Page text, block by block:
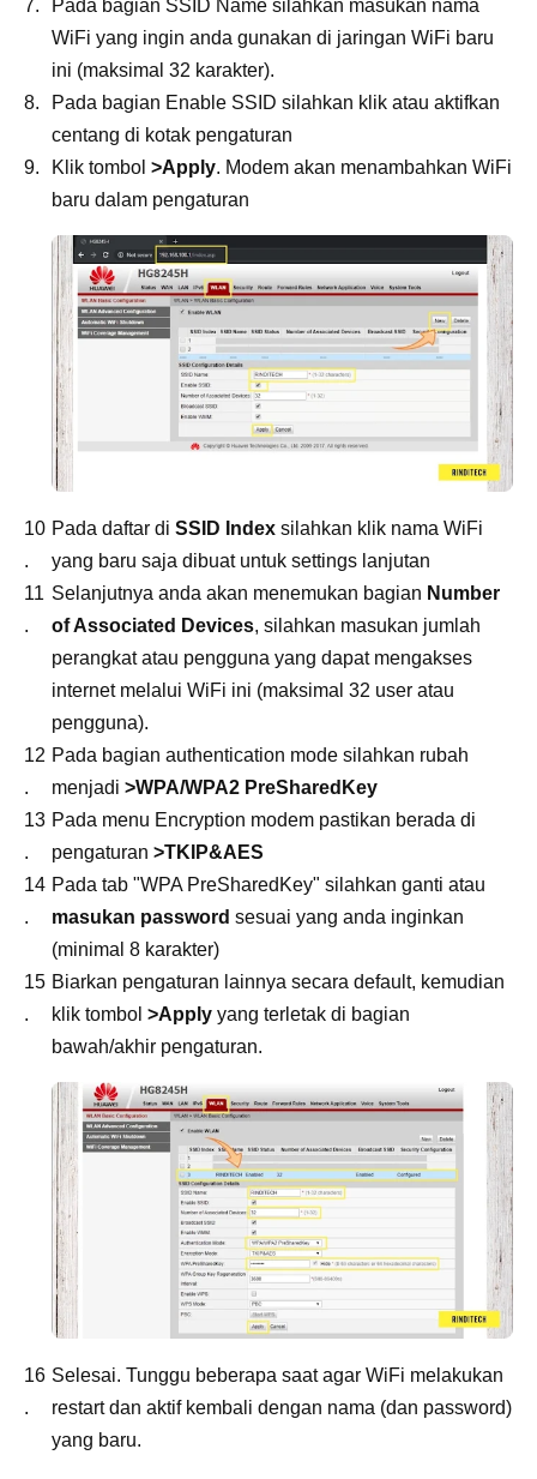
Pada bagian SSID Name silahkan masukan nama
WiFi yang ingin anda gunakan di jaringan WiFi baru
ini (maksimal 32 karakter).
Pada bagian Enable SSID silahkan klik atau aktifkan
centang di kotak pengaturan
Klik tombol >Apply. Modem akan menambahkan WiFi
baru dalam pengaturan
Pada daftar di SSID Index silahkan klik nama WiFi
yang baru saja dibuat untuk settings lanjutan
Selanjutnya anda akan menemukan bagian Number
of Associated Devices, silahkan masukan jumlah
perangkat atau pengguna yang dapat mengakses
internet melalui WiFi ini (maksimal 32 user atau
pengguna).
Pada bagian authentication mode silahkan rubah
menjadi >WPA/WPA2 PreSharedKey
Pada menu Encryption modem pastikan berada di
pengaturan >TKIP&AES
Pada tab "WPA PreSharedKey" silahkan ganti atau
masukan password sesuai yang anda inginkan
(minimal 8 karakter)
Biarkan pengaturan lainnya secara default, kemudian
klik tombol >Apply yang terletak di bagian
bawah/akhir pengaturan.
Selesai. Tunggu beberapa saat agar WiFi melakukan
restart dan aktif kembali dengan nama (dan password)
yang baru.